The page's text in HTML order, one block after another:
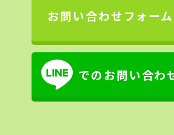
お問い合わせフォー
でのお問い合わ